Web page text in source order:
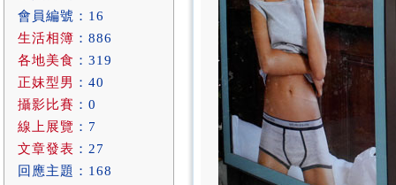
會員編號：16
生活相簿 ：886
各地美食 ：319
正妹型男 ：40
攝影比賽 ：0
線上展覽 ：7
文章發表 ：27
回應主題：168